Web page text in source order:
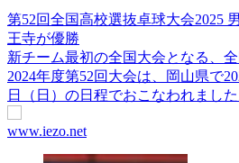
第52回全国高校選抜卓球大会2025
王寺が優勝
新チーム最初の全国大会となる、
2024年度第52回大会は、岡山県で
日（日）の日程でおこなわれまし
www.iezo.net